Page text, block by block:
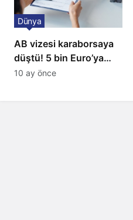
AB vizesi karaborsaya
düştü! 5 bin Euro’ya
varan fiyatlarla
Dünya
10 ay önce